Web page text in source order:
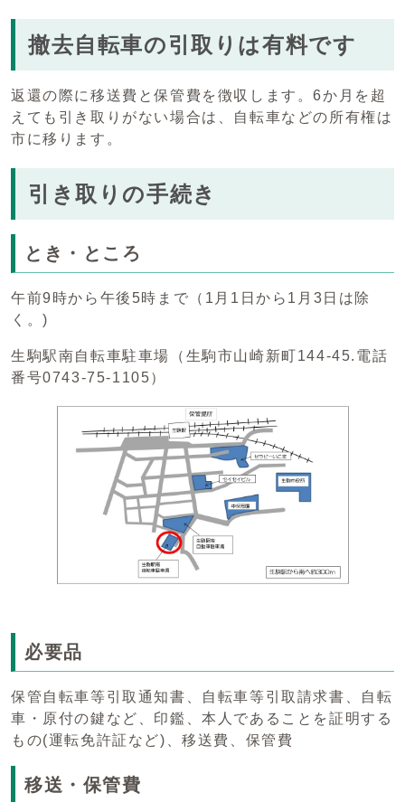
撤去自転車の引取りは有料です
返還の際に移送費と保管費を徴収します。6か月を超
えても引き取りがない場合は、自転車などの所有権は
市に移ります。
引き取りの手続き
とき・ところ
午前9時から午後5時まで（1月1日から1月3日は除
く。)
生駒駅南自転車駐車場（生駒市山崎新町144-45.電話
番号0743-75-1105）
必要品
保管自転車等引取通知書、自転車等引取請求書、自転
車・原付の鍵など、印鑑、本人であることを証明する
もの(運転免許証など)、移送費、保管費
移送・保管費